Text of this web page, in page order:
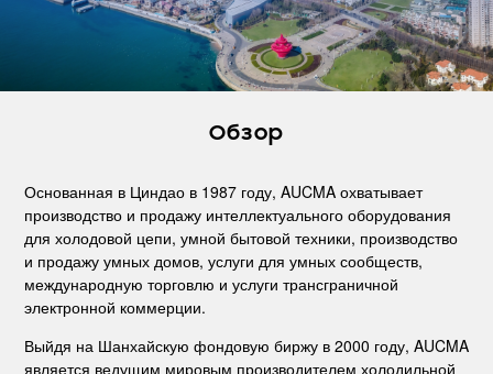
Обзор
Основанная в Циндао в 1987 году, AUCMA охватывает
производство и продажу интеллектуального оборудования
для холодовой цепи, умной бытовой техники, производство
и продажу умных домов, услуги для умных сообществ,
международную торговлю и услуги трансграничной
электронной коммерции.
Выйдя на Шанхайскую фондовую биржу в 2000 году, AUCMA
является ведущим мировым производителем холодильной